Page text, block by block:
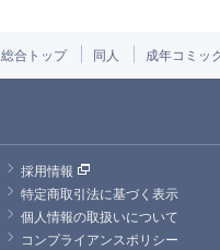
総合トップ 同人 成年コミッ
採用情報
特定商取引法に基づく表示
個人情報の取扱いについて
コンプライアンスポリシー